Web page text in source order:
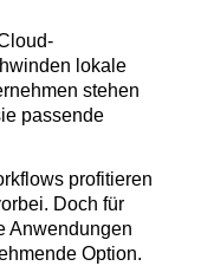
lokale
stehen
passende
profitieren
Doch für
Anwendungen
Option.